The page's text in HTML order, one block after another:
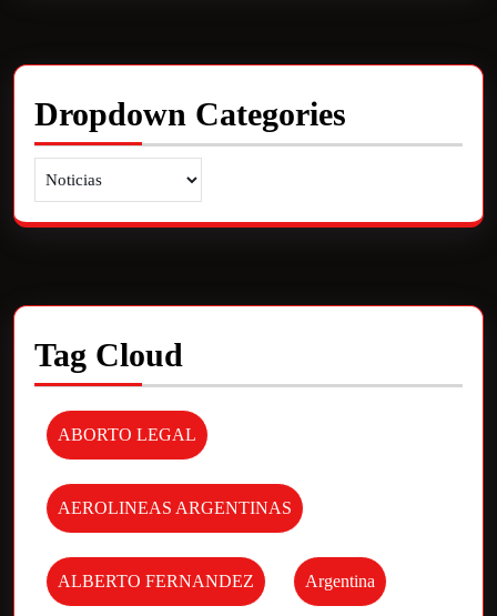
Dropdown Categories
Tag Cloud
ABORTO LEGAL
AEROLINEAS ARGENTINAS
ALBERTO FERNANDEZ Argentina